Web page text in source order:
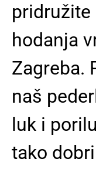
pridružite
hodanja
Zagreba.
naš
luk i
tako